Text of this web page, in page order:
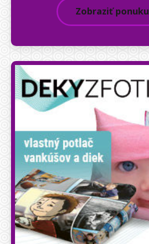
Zobraziť ponuku